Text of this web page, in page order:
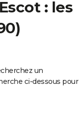
: les
un
ci-dessous pour